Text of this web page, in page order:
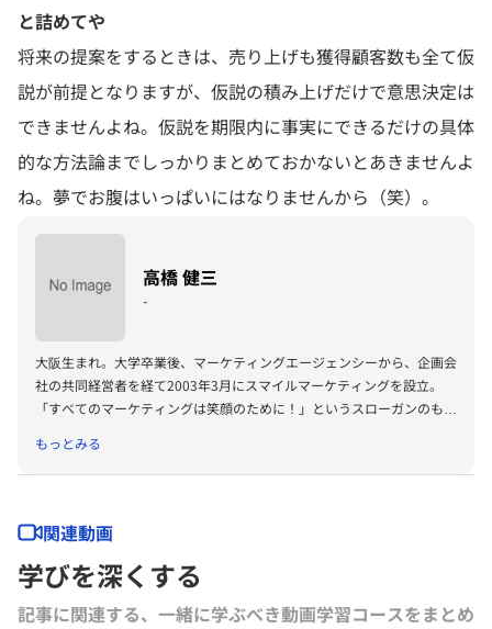
と詰めてや
将来の提案をするときは、売り上げも獲得顧客数も全て仮
説が前提となりますが、仮説の積み上げだけで意思決定は
できませんよね。仮説を期限内に事実にできるだけの具体
的な方法論までしっかりまとめておかないとあきませんよ
ね。夢でお腹はいっぱいにはなりませんから（笑）。
高橋 健三
-
大阪生まれ。大学卒業後、マーケティングエージェンシーから、企画会
社の共同経営者を経て2003年3月にスマイルマーケティングを設立。
「すべてのマーケティングは笑顔のために！」というスローガンのも
ングを実践。上場企業を中心に、商品開発やサービス開発などのマーケ
ティングプロジェクトに携わり、参加メンバーが楽しく笑顔で取り組め
プログラム「GDBA」修了。2007年よりグロービス・マネジメント・ス
クールで教員を務める。「創造と変革の志士」としてビジネス分野以外
でも地元・大阪を活性化させるべく「街づくりプロジェクト」などにも
積極的に取り組んでいる。
もっとみる
関連動画
学びを深くする
記事に関連する、一緒に学ぶべき動画学習コースをまとめ